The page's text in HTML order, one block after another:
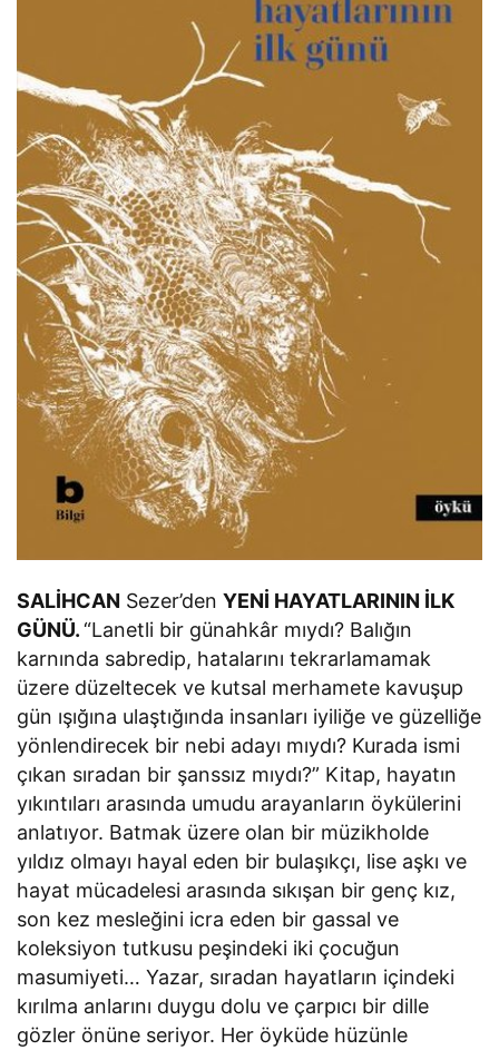
SALİHCAN Sezer’denYENİ HAYATLARININ İLK
GÜNÜ.“Lanetli bir günahkâr mıydı? Balığın
karnında sabredip, hatalarını tekrarlamamak
üzere düzeltecek ve kutsal merhamete kavuşup
gün ışığına ulaştığında insanları iyiliğe ve güzelliğe
yönlendirecek bir nebi adayı mıydı? Kurada ismi
çıkan sıradan bir şanssız mıydı?” Kitap, hayatın
yıkıntıları arasında umudu arayanların öykülerini
anlatıyor. Batmak üzere olan bir müzikholde
yıldız olmayı hayal eden bir bulaşıkçı, lise aşkı ve
hayat mücadelesi arasında sıkışan bir genç kız,
son kez mesleğini icra eden bir gassal ve
koleksiyon tutkusu peşindeki iki çocuğun
masumiyeti… Yazar, sıradan hayatların içindeki
kırılma anlarını duygu dolu ve çarpıcı bir dille
gözler önüne seriyor. Her öyküde hüzünle